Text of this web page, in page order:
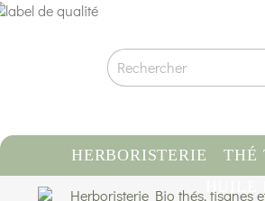
HERBORISTERIE THÉ